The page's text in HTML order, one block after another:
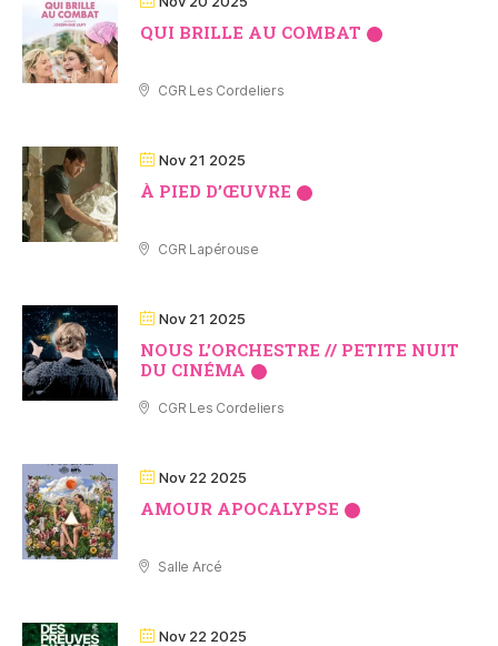
QUI BRILLE AU COMBAT
CGR Les Cordeliers
Nov 21 2025
À PIED DʼŒUVRE
CGR Lapérouse
Nov 21 2025
NOUS LʼORCHESTRE // PETITE NUIT
DU CINÉMA
CGR Les Cordeliers
Nov 22 2025
AMOUR APOCALYPSE
Salle Arcé
Nov 22 2025